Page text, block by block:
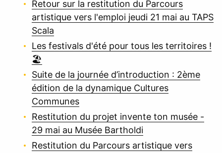
Retour sur la restitution du Parcours
artistique vers l'emploi jeudi 21 mai au TAPS
Scala
Les festivals d'été pour tous les territoires !
🏖️
Suite de la journée d’introduction : 2ème
édition de la dynamique Cultures
Communes
Restitution du projet invente ton musée -
29 mai au Musée Bartholdi
Restitution du Parcours artistique vers